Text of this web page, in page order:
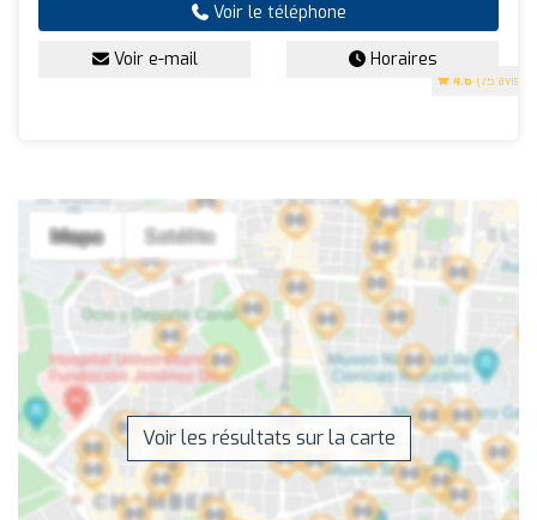
4.6 (75 avis)
Voir le téléphone
Voir e-mail Horaires
Voir les résultats sur la carte